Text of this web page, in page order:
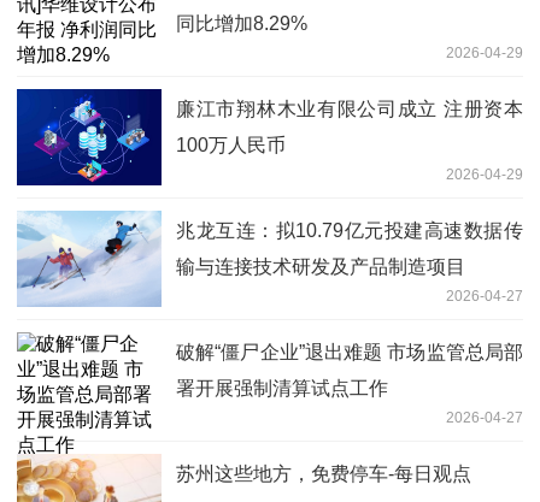
同比增加8.29%
2026-04-29
廉江市翔林木业有限公司成立 注册资本
100万人民币
2026-04-29
兆龙互连：拟10.79亿元投建高速数据传
输与连接技术研发及产品制造项目
2026-04-27
破解“僵尸企业”退出难题 市场监管总局部
署开展强制清算试点工作
2026-04-27
苏州这些地方，免费停车-每日观点